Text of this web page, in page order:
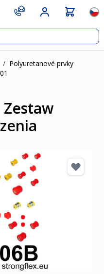
/ Polyuretanové prvky
Zestaw